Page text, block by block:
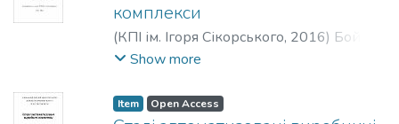
комплекси
(КПІ ім. Ігоря Сікорського, 2016) Бойко,
Тетяна Владиславівна
Андрійович
Show more
Item Open Access